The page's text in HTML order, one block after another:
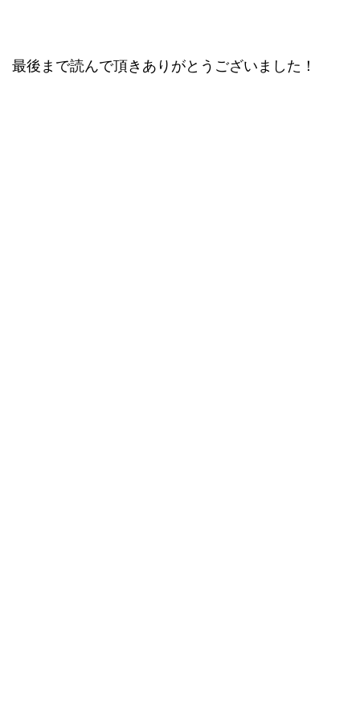
最後まで読んで頂きありがとうございました！